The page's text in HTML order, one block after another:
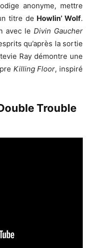
anonyme, mettre
titre de Howlin’ Wolf.
avec le Divin Gaucher
qu’après la sortie
Ray démontre une
Killing Floor, inspiré
Trouble